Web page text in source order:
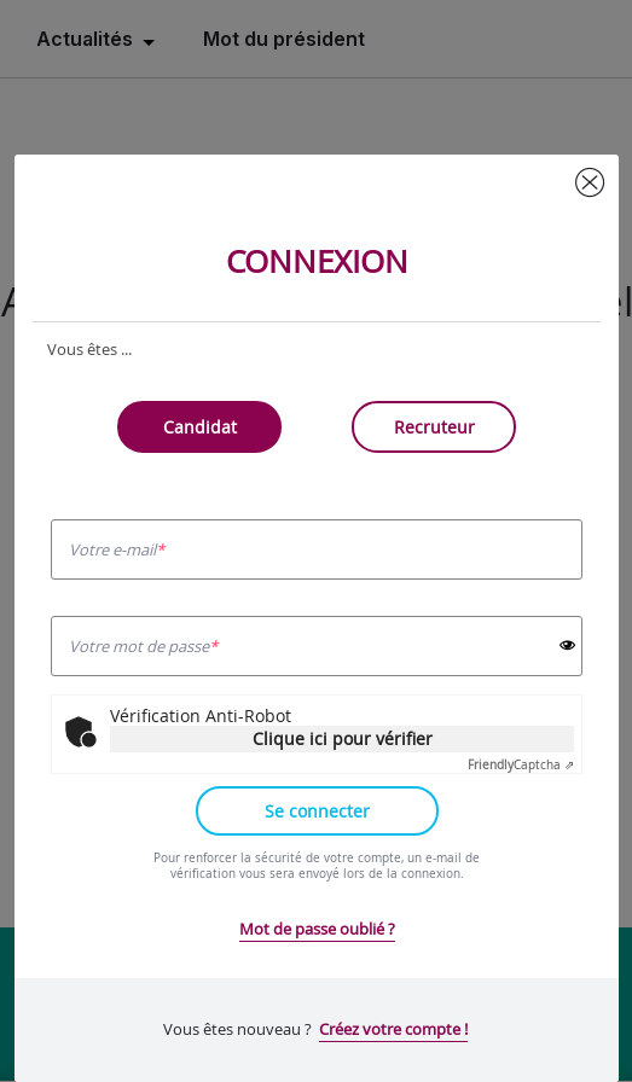
Actualités Mot du président
CONNEXION
Vous êtes ...
Candidat Recruteur
Votre e-mail
Votre mot de passe
Vérification Anti-Robot
Clique ici pour vérifier
FriendlyCaptcha ⇗
Se connecter
Pour renforcer la sécurité de votre compte, un e-mail de
vérification vous sera envoyé lors de la connexion.
Mot de passe oublié ?
Vous êtes nouveau ? Créez votre compte !
Accédez à votre espace personnel
Accédez à toutes nos fonctionnalités et profitez d'une expérience
connectant ou en créant un compte.
Site officiel de Cœur d’Yvelines